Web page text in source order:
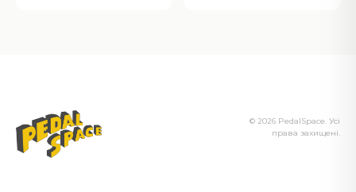
© 2026 PedalSpace. Усі
права захищені.